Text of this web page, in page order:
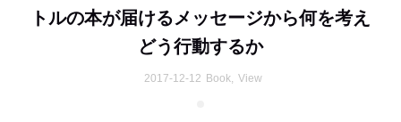
トルの本が届けるメッセージから何を考え
どう行動するか
2017-12-12 Book, View